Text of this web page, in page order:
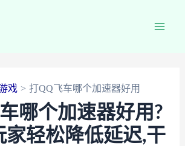
戏 打QQ飞车哪个加速器好用
哪个加速器好用?
家轻松降低延迟,干